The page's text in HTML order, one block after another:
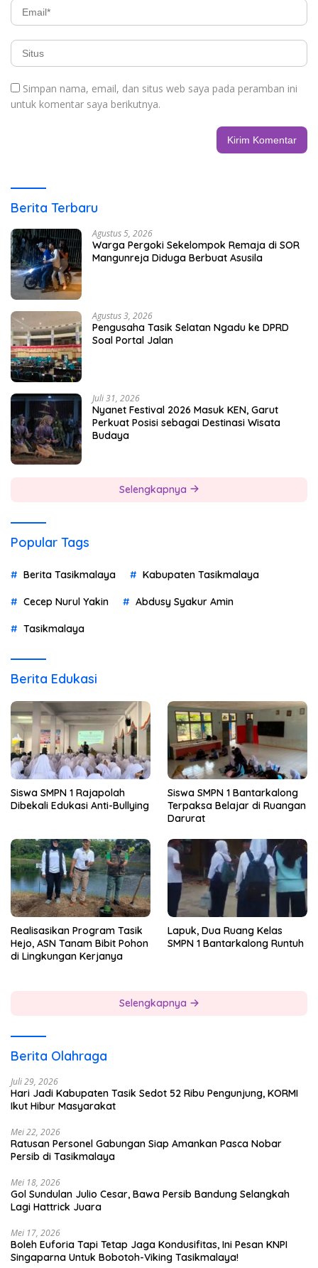
Simpan nama, email, dan situs web saya pada peramban ini
untuk komentar saya berikutnya.
Berita Terbaru
Agustus 5, 2026
Warga Pergoki Sekelompok Remaja di SOR
Mangunreja Diduga Berbuat Asusila
Agustus 3, 2026
Pengusaha Tasik Selatan Ngadu ke DPRD
Soal Portal Jalan
Juli 31, 2026
Nyanet Festival 2026 Masuk KEN, Garut
Perkuat Posisi sebagai Destinasi Wisata
Budaya
Selengkapnya
Popular Tags
Berita Tasikmalaya Kabupaten Tasikmalaya
Cecep Nurul Yakin Abdusy Syakur Amin
Tasikmalaya
Berita Edukasi
Siswa SMPN 1 Rajapolah
Dibekali Edukasi Anti-Bullying
Siswa SMPN 1 Bantarkalong
Terpaksa Belajar di Ruangan
Darurat
Realisasikan Program Tasik
Hejo, ASN Tanam Bibit Pohon
di Lingkungan Kerjanya
Lapuk, Dua Ruang Kelas
SMPN 1 Bantarkalong Runtuh
Selengkapnya
Berita Olahraga
Juli 29, 2026
Hari Jadi Kabupaten Tasik Sedot 52 Ribu Pengunjung, KORMI
Ikut Hibur Masyarakat
Mei 22, 2026
Ratusan Personel Gabungan Siap Amankan Pasca Nobar
Persib di Tasikmalaya
Mei 18, 2026
Gol Sundulan Julio Cesar, Bawa Persib Bandung Selangkah
Lagi Hattrick Juara
Mei 17, 2026
Boleh Euforia Tapi Tetap Jaga Kondusifitas, Ini Pesan KNPI
Singaparna Untuk Bobotoh-Viking Tasikmalaya!